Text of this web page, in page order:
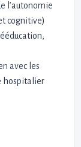
l’autonomie
cognitive)
avec les
hospitalier